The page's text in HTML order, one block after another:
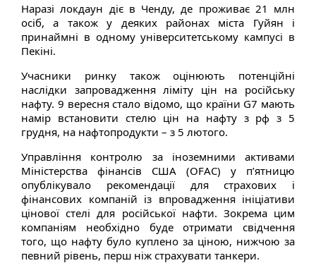
Наразі локдаун діє в Ченду, де проживає 21 млн
осіб, а також у деяких районах міста Гуйян і
принаймні в одному університетському кампусі в
Пекіні.
Учасники ринку також оцінюють потенційні
наслідки запровадження ліміту цін на російську
нафту. 9 вересня стало відомо, що країни G7 мають
намір встановити стелю цін на нафту з рф з 5
грудня, на нафтопродукти – з 5 лютого.
Управління контролю за іноземними активами
Міністерства фінансів США (OFAC) у п’ятницю
опублікувало рекомендації для страхових і
фінансових компаній із впровадження ініціативи
цінової стелі для російської нафти. Зокрема цим
компаніям необхідно буде отримати свідчення
того, що нафту було куплено за ціною, нижчою за
певний рівень, перш ніж страхувати танкери.